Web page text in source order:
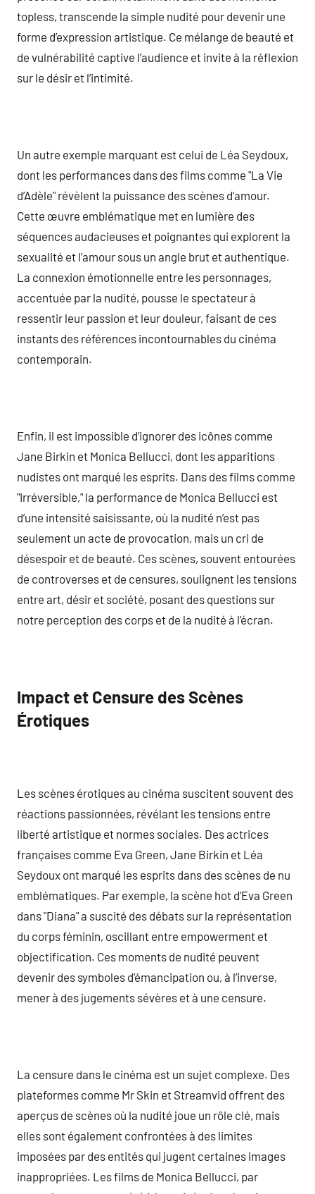
topless, transcende la simple nudité pour devenir une
forme d’expression artistique. Ce mélange de beauté et
de vulnérabilité captive l’audience et invite à la réflexion
sur le désir et l’intimité.
Un autre exemple marquant est celui de Léa Seydoux,
dont les performances dans des films comme "La Vie
d’Adèle" révèlent la puissance des scènes d’amour.
Cette œuvre emblématique met en lumière des
séquences audacieuses et poignantes qui explorent la
sexualité et l’amour sous un angle brut et authentique.
La connexion émotionnelle entre les personnages,
accentuée par la nudité, pousse le spectateur à
ressentir leur passion et leur douleur, faisant de ces
instants des références incontournables du cinéma
contemporain.
Enfin, il est impossible d’ignorer des icônes comme
Jane Birkin et Monica Bellucci, dont les apparitions
nudistes ont marqué les esprits. Dans des films comme
"Irréversible," la performance de Monica Bellucci est
d’une intensité saisissante, où la nudité n’est pas
seulement un acte de provocation, mais un cri de
désespoir et de beauté. Ces scènes, souvent entourées
de controverses et de censures, soulignent les tensions
entre art, désir et société, posant des questions sur
notre perception des corps et de la nudité à l’écran.
Impact et Censure des Scènes
Érotiques
Les scènes érotiques au cinéma suscitent souvent des
réactions passionnées, révélant les tensions entre
liberté artistique et normes sociales. Des actrices
françaises comme Eva Green, Jane Birkin et Léa
Seydoux ont marqué les esprits dans des scènes de nu
emblématiques. Par exemple, la scène hot d’Eva Green
dans "Diana" a suscité des débats sur la représentation
du corps féminin, oscillant entre empowerment et
objectification. Ces moments de nudité peuvent
devenir des symboles d’émancipation ou, à l’inverse,
mener à des jugements sévères et à une censure.
La censure dans le cinéma est un sujet complexe. Des
plateformes comme Mr Skin et Streamvid offrent des
aperçus de scènes où la nudité joue un rôle clé, mais
elles sont également confrontées à des limites
imposées par des entités qui jugent certaines images
inappropriées. Les films de Monica Bellucci, par